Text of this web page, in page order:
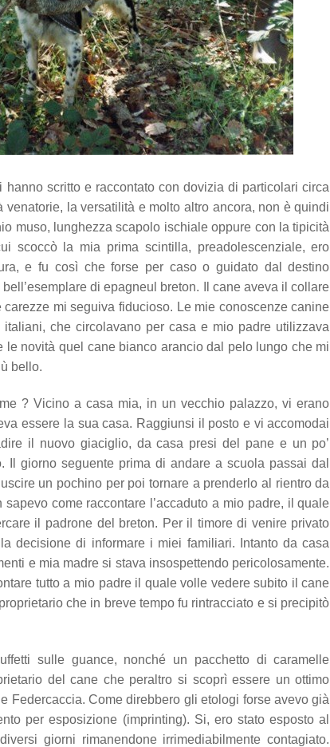
scritto e raccontato con dovizia di particolari circa
venatorie, la versatilità e molto altro ancora, non è quindi
muso, lunghezza scapolo ischiale oppure con la tipicità
scoccò la mia prima scintilla, preadolescenziale, ero
e fu così che forse per caso o guidato dal destino
di epagneul breton. Il cane aveva il collare
mi seguiva fiducioso. Le mie conoscenze canine
che circolavano per casa e mio padre utilizzava
novità quel cane bianco arancio dal pelo lungo che mi
bello.
? Vicino a casa mia, in un vecchio palazzo, vi erano
essere la sua casa. Raggiunsi il posto e vi accomodai
il nuovo giaciglio, da casa presi del pane e un po’
Il giorno seguente prima di andare a scuola passai dal
un pochino per poi tornare a prenderlo al rientro da
come raccontare l’accaduto a mio padre, il quale
il padrone del breton. Per il timore di venire privato
decisione di informare i miei familiari. Intanto da casa
e mia madre si stava insospettendo pericolosamente.
tutto a mio padre il quale volle vedere subito il cane
che in breve tempo fu rintracciato e si precipitò
sulle guance, nonché un pacchetto di caramelle
del cane che peraltro si scoprì essere un ottimo
Federcaccia. Come direbbero gli etologi forse avevo già
per esposizione (imprinting). Si, ero stato esposto al
giorni rimanendone irrimediabilmente contagiato.